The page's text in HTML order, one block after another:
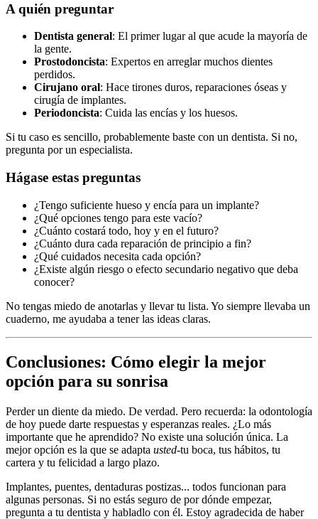
A quién preguntar
Dentista general: El primer lugar al que acude la mayoría de
la gente.
Prostodoncista: Expertos en arreglar muchos dientes
perdidos.
Cirujano oral: Hace tirones duros, reparaciones óseas y
cirugía de implantes.
Periodoncista: Cuida las encías y los huesos.
Si tu caso es sencillo, probablemente baste con un dentista. Si no,
pregunta por un especialista.
Hágase estas preguntas
¿Tengo suficiente hueso y encía para un implante?
¿Qué opciones tengo para este vacío?
¿Cuánto costará todo, hoy y en el futuro?
¿Cuánto dura cada reparación de principio a fin?
¿Qué cuidados necesita cada opción?
¿Existe algún riesgo o efecto secundario negativo que deba
conocer?
No tengas miedo de anotarlas y llevar tu lista. Yo siempre llevaba un
cuaderno, me ayudaba a tener las ideas claras.
Conclusiones: Cómo elegir la mejor
opción para su sonrisa
Perder un diente da miedo. De verdad. Pero recuerda: la odontología
de hoy puede darte respuestas y esperanzas reales. ¿Lo más
importante que he aprendido? No existe una solución única. La
mejor opción es la que se adapta usted-tu boca, tus hábitos, tu
cartera y tu felicidad a largo plazo.
Implantes, puentes, dentaduras postizas... todos funcionan para
algunas personas. Si no estás seguro de por dónde empezar,
pregunta a tu dentista y habladlo con él. Estoy agradecida de haber